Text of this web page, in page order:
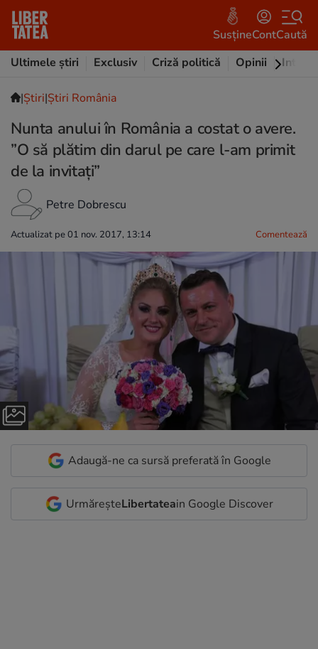
SusțineContCaută
Ultimele știri
Exclusiv Criză politică Opinii
|Ştiri|Știri România
Nunta anului în România a costat o avere.
”O să plătim din darul pe care l-am primit
de la invitaţi”
Petre Dobrescu
Actualizat pe 01 nov. 2017, 13:14 Comentează
Adaugă-ne ca sursă preferată în Google
UrmăreșteLibertateain Google Discover